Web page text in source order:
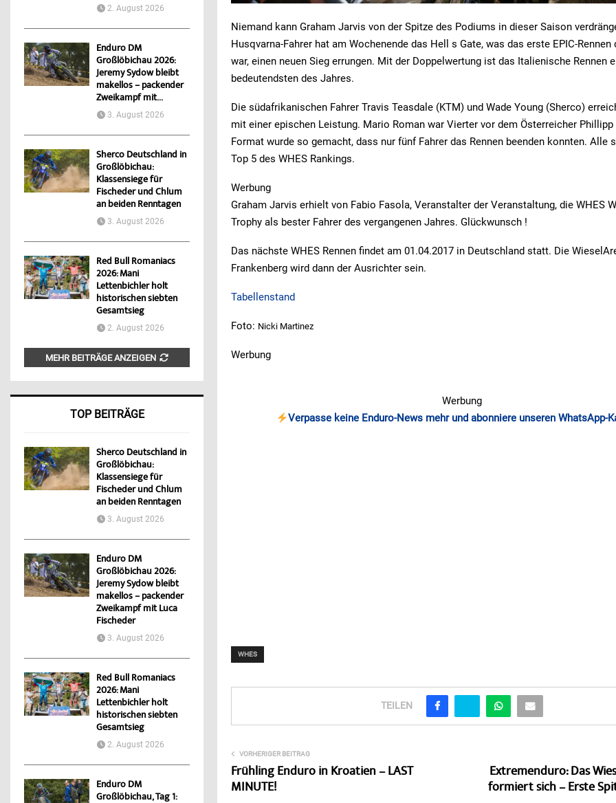
Niemand kann Graham Jarvis von der Spitze des Podiums in dieser Saison
Husqvarna-Fahrer hat am Wochenende das Hell s Gate, was das erste EPIC-Rennen
war, einen neuen Sieg errungen. Mit der Doppelwertung ist das Italienische Rennen
bedeutendsten des Jahres.
Die südafrikanischen Fahrer Travis Teasdale (KTM) und Wade Young (Sherco)
mit einer epischen Leistung. Mario Roman war Vierter vor dem Österreicher Phillipp
Format wurde so gemacht, dass nur fünf Fahrer das Rennen beenden konnten. Alle
Top 5 des WHES Rankings.
Werbung
Graham Jarvis erhielt von Fabio Fasola, Veranstalter der Veranstaltung, die WHES
Trophy als bester Fahrer des vergangenen Jahres. Glückwunsch !
Das nächste WHES Rennen findet am 01.04.2017 in Deutschland statt. Die
Frankenberg wird dann der Ausrichter sein.
Tabellenstand
Foto: Nicki Martinez
Werbung
Werbung
Verpasse keine Enduro-News mehr und abonniere unseren WhatsApp-
WHES
TEILEN
VORHERIGER BEITRAG
Frühling Enduro in Kroatien – LAST
MINUTE!
Extremenduro: Das
formiert sich – Erste
2. August 2026
Enduro DM
Großlöbichau 2026:
Jeremy Sydow bleibt
makellos – packender
Zweikampf mit...
3. August 2026
Sherco Deutschland in
Großlöbichau:
Klassensiege für
Fischeder und Chlum
an beiden Renntagen
3. August 2026
Red Bull Romaniacs
2026: Mani
Lettenbichler holt
historischen siebten
Gesamtsieg
2. August 2026
MEHR BEITRÄGE ANZEIGEN
TOP BEITRÄGE
Sherco Deutschland in
Großlöbichau:
Klassensiege für
Fischeder und Chlum
an beiden Renntagen
3. August 2026
Enduro DM
Großlöbichau 2026:
Jeremy Sydow bleibt
makellos – packender
Zweikampf mit Luca
Fischeder
3. August 2026
Red Bull Romaniacs
2026: Mani
Lettenbichler holt
historischen siebten
Gesamtsieg
2. August 2026
Enduro DM
Großlöbichau, Tag 1: